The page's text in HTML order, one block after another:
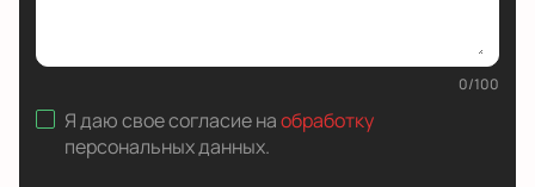
0/100
Я даю свое согласие наобработку
персональных данных.